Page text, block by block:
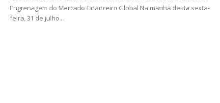
Engrenagem do Mercado Financeiro Global Na manhã desta sexta-
feira, 31 de julho...